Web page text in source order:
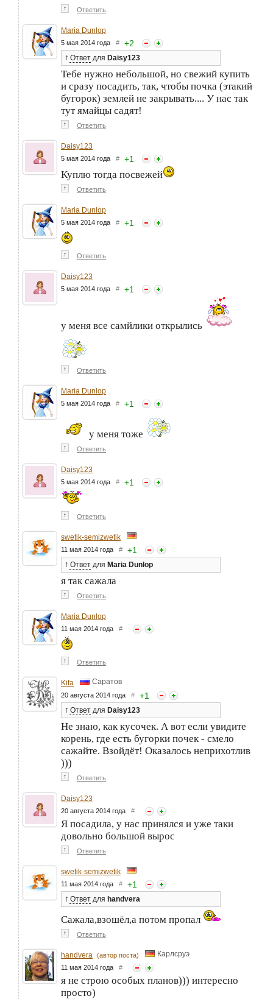
↑ Ответить
Maria Dunlop
5 мая 2014 года # +2
↑ Ответ для Daisy123
Тебе нужно небольшой, но свежий купить
и сразу посадить, так, чтобы почка (этакий
бугорок) землей не закрывать.... У нас так
тут ямайцы садят!
↑ Ответить
Daisy123
5 мая 2014 года # +1
Куплю тогда посвежей
↑ Ответить
Maria Dunlop
5 мая 2014 года # +1
↑ Ответить
Daisy123
5 мая 2014 года # +1
у меня все самйлики открылись
↑ Ответить
Maria Dunlop
5 мая 2014 года # +1
у меня тоже
↑ Ответить
Daisy123
5 мая 2014 года # +1
↑ Ответить
swetik-semizwetik
11 мая 2014 года # +1
↑ Ответ для Maria Dunlop
я так сажала
↑ Ответить
Maria Dunlop
11 мая 2014 года #
↑ Ответить
Kifa Саратов
20 августа 2014 года # +1
↑ Ответ для Daisy123
Не знаю, как кусочек. А вот если увидите
корень, где есть бугорки почек - смело
сажайте. Взойдёт! Оказалось неприхотлив
)))
↑ Ответить
Daisy123
20 августа 2014 года #
Я посадила, у нас принялся и уже таки
довольно большой вырос
↑ Ответить
swetik-semizwetik
11 мая 2014 года # +1
↑ Ответ для handvera
Сажала,взошёл,а потом пропал
↑ Ответить
handvera (автор поста) Карлсруэ
11 мая 2014 года #
я не строю особых планов))) интересно
просто)